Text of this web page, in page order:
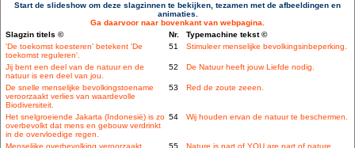
Start de slideshow om deze slagzinnen te bekijken, tezamen met de afbeeldingen en
animaties.
Ga daarvoor naar bovenkant van webpagina.
Slagzin titels ©
Nr.
Typemachine tekst ©
'De toekomst koesteren' betekent 'De
toekomst reguleren'.
51 Stimuleer menselijke bevolkingsinbeperking.
Jij bent een deel van de natuur en de
natuur is een deel van jou.
52 De Natuur heeft jouw Liefde nodig.
De snelle menselijke bevolkingstoename
veroorzaakt verlies van waardevolle
Biodiversiteit.
53 Red de zoute zeeen.
Het snelgroeiende Jakarta (Indonesië) is zo
overbevolkt dat mens en gebouw verdrinkt
in de overvloedige regen.
54 Wij houden ervan de natuur te beschermen.